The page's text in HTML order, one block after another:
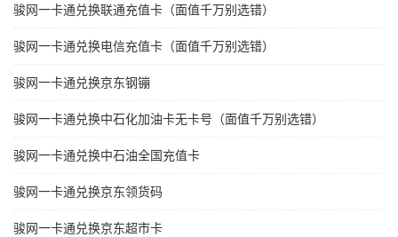
骏网一卡通兑换联通充值卡（面值千万别选错）
骏网一卡通兑换电信充值卡（面值千万别选错）
骏网一卡通兑换京东钢镚
骏网一卡通兑换中石化加油卡无卡号（面值千万别选错）
骏网一卡通兑换中石油全国充值卡
骏网一卡通兑换京东领货码
骏网一卡通兑换京东超市卡